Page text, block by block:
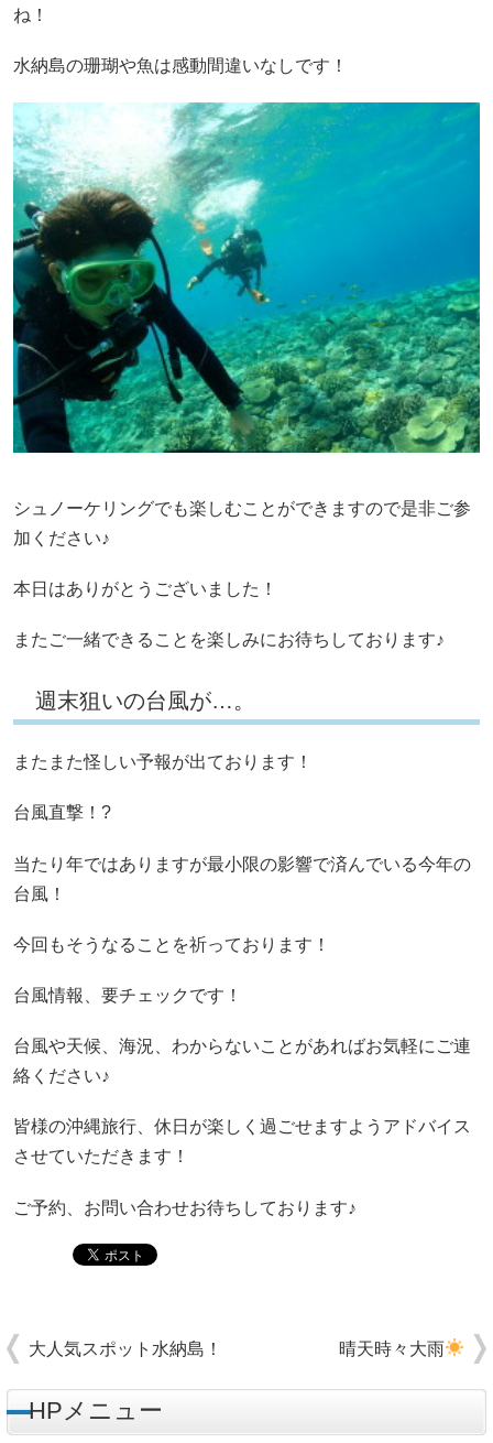
ね！
水納島の珊瑚や魚は感動間違いなしです！
シュノーケリングでも楽しむことができますので是非ご参
加ください♪
本日はありがとうございました！
またご一緒できることを楽しみにお待ちしております♪
週末狙いの台風が…。
またまた怪しい予報が出ております！
台風直撃！?
当たり年ではありますが最小限の影響で済んでいる今年の
台風！
今回もそうなることを祈っております！
台風情報、要チェックです！
台風や天候、海況、わからないことがあればお気軽にご連
絡ください♪
皆様の沖縄旅行、休日が楽しく過ごせますようアドバイス
させていただきます！
ご予約、お問い合わせお待ちしております♪
大人気スポット水納島！ 晴天時々大雨
HPメニュー